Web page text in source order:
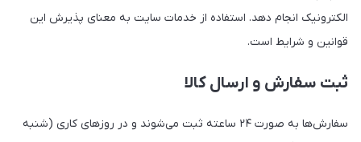
الکترونیک انجام دهد. استفاده از خدمات سایت به معنای پذیرش این
قوانین و شرایط است.
ثبت سفارش و ارسال کالا
سفارش‌ها به صورت ۲۴ ساعته ثبت می‌شوند و در روزهای کاری (شنبه